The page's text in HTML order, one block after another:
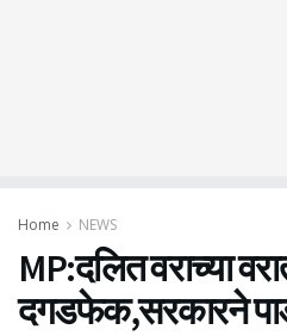
Home NEWS
MP:दलित वराच्या
दगडफेक,सरकारने